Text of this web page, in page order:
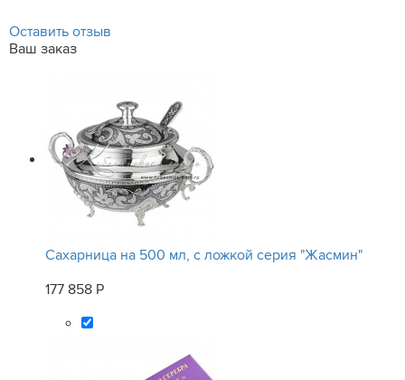
Оставить отзыв
Ваш заказ
Сахарница на 500 мл, с ложкой серия "Жасмин"
177 858 Р